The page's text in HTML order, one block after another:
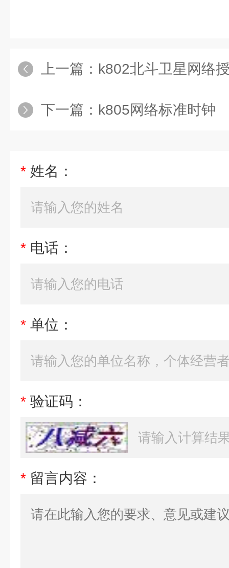
上一篇： k802北斗卫星网络
下一篇： k805网络标准时钟
* 姓名：
* 电话：
* 单位：
* 验证码：
* 留言内容：